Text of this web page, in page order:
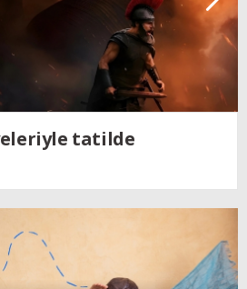
Nolan´ın